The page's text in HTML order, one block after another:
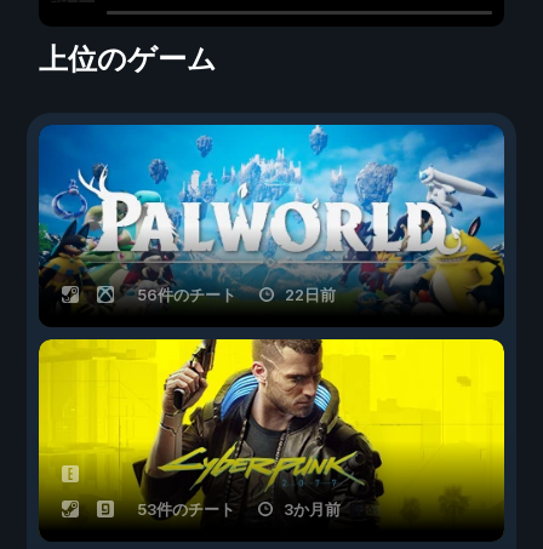
上位のゲーム
56件のチート 22日前
53件のチート 3か月前